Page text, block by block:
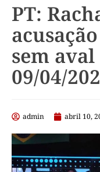
PT:
sem
09/04/
admin abril 10,